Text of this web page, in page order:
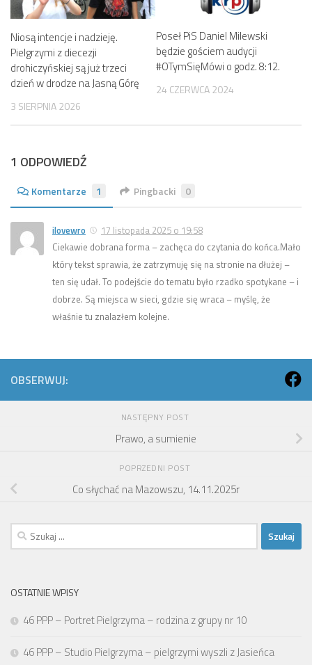
Niosą intencje i nadzieję.
Pielgrzymi z diecezji
drohiczyńskiej są już trzeci
dzień w drodze na Jasną Górę
3 SIERPNIA 2026
Poseł PiS Daniel Milewski
będzie gościem audycji
#OTymSięMówi o godz. 8:12.
24 CZERWCA 2024
1 ODPOWIEDŹ
Komentarze 1 Pingbacki 0
ilovewro
17 listopada 2025 o 19:58
Ciekawie dobrana forma – zachęca do czytania do końca.Mało
który tekst sprawia, że zatrzymuję się na stronie na dłużej –
ten się udał. To podejście do tematu było rzadko spotykane – i
dobrze. Są miejsca w sieci, gdzie się wraca – myślę, że
właśnie tu znalazłem kolejne.
OBSERWUJ:
NASTĘPNY POST
Prawo, a sumienie
POPRZEDNI POST
Co słychać na Mazowszu, 14.11.2025r
Szukaj:
OSTATNIE WPISY
46 PPP – Portret Pielgrzyma – rodzina z grupy nr 10
46 PPP – Studio Pielgrzyma – pielgrzymi wyszli z Jasieńca